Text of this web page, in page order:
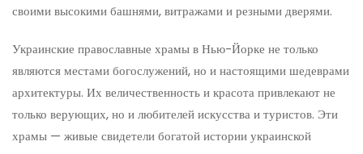
своими высокими башнями, витражами и резными дверями.
Украинские православные храмы в Нью-Йорке не только
являются местами богослужений, но и настоящими шедеврами
архитектуры. Их величественность и красота привлекают не
только верующих, но и любителей искусства и туристов. Эти
храмы — живые свидетели богатой истории украинской